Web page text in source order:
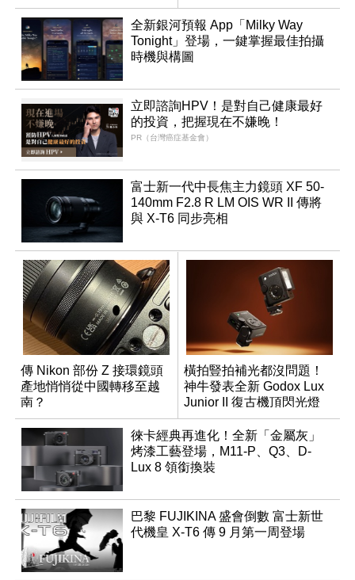
全新銀河預報 App「Milky Way
Tonight」登場，一鍵掌握最佳拍攝
時機與構圖
立即諮詢HPV！是對自己健康最好
的投資，把握現在不嫌晚！
PR（台灣癌症基金會）
富士新一代中長焦主力鏡頭 XF 50-
140mm F2.8 R LM OIS WR II 傳將
與 X-T6 同步亮相
傳 Nikon 部份 Z 接環鏡頭
產地悄悄從中國轉移至越
南？
橫拍豎拍補光都沒問題！
神牛發表全新 Godox Lux
Junior II 復古機頂閃光燈
徠卡經典再進化！全新「金屬灰」
烤漆工藝登場，M11-P、Q3、D-
Lux 8 領銜換裝
巴黎 FUJIKINA 盛會倒數 富士新世
代機皇 X-T6 傳 9 月第一周登場